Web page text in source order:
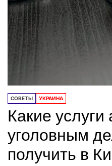
СОВЕТЫ УКРАИНА
Какие
уголовным
получить в